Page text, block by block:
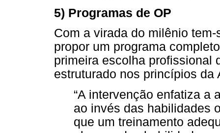
5) Programas de OP
Com a virada do milênio
propor um programa
primeira escolha profissional
estruturado nos princípios da
“A intervenção enfatiza a
ao invés das habilidades
que um treinamento